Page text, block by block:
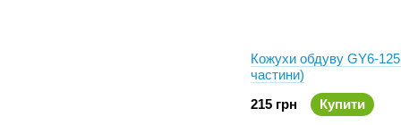
Кожухи обдуву GY6-
частини)
215 грн
Купити